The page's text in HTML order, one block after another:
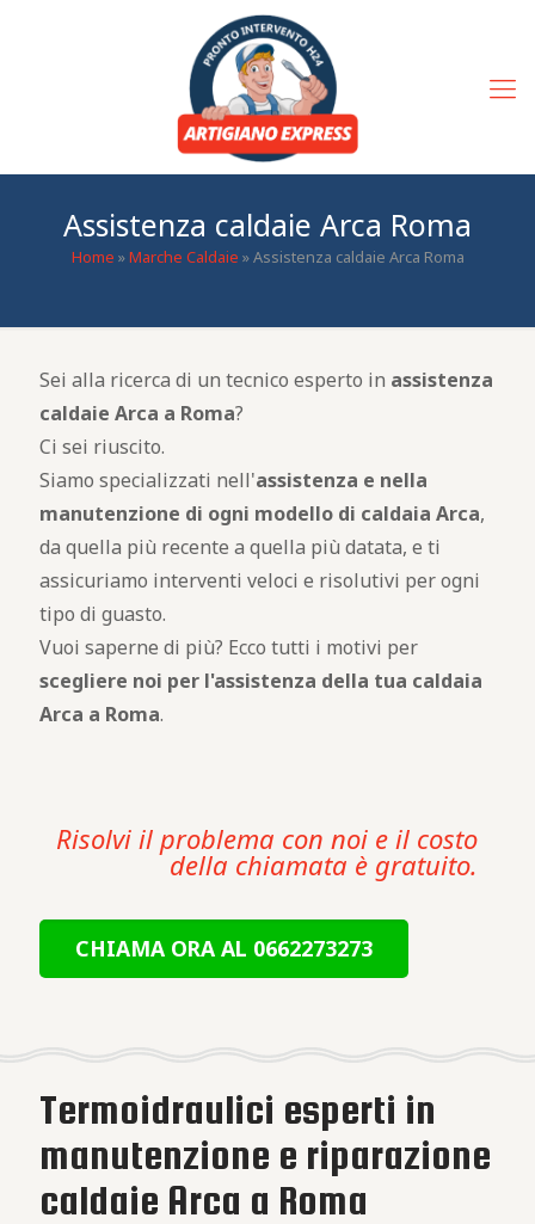
Assistenza caldaie Arca Roma
Home »Marche Caldaie »Assistenza caldaie Arca Roma
Sei alla ricerca di un tecnico esperto in assistenza
caldaie Arca a Roma?
Ci sei riuscito.
Siamo specializzati nell'assistenza e nella
manutenzione di ogni modello di caldaia Arca,
da quella più recente a quella più datata, e ti
assicuriamo interventi veloci e risolutivi per ogni
tipo di guasto.
Vuoi saperne di più? Ecco tutti i motivi per
scegliere noi per l'assistenza della tua caldaia
Arca a Roma.
Risolvi il problema con noi e il costo
della chiamata è gratuito.
CHIAMA ORA AL 0662273273
Termoidraulici esperti in
manutenzione e riparazione
caldaie Arca a Roma